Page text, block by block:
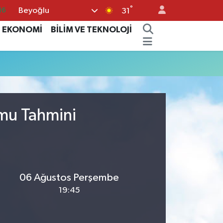
Beyoğlu 31 °
EKONOMİ
BİLİM VE TEKNOLOJİ
Tahmini
06 Ağustos Perşembe
19:45